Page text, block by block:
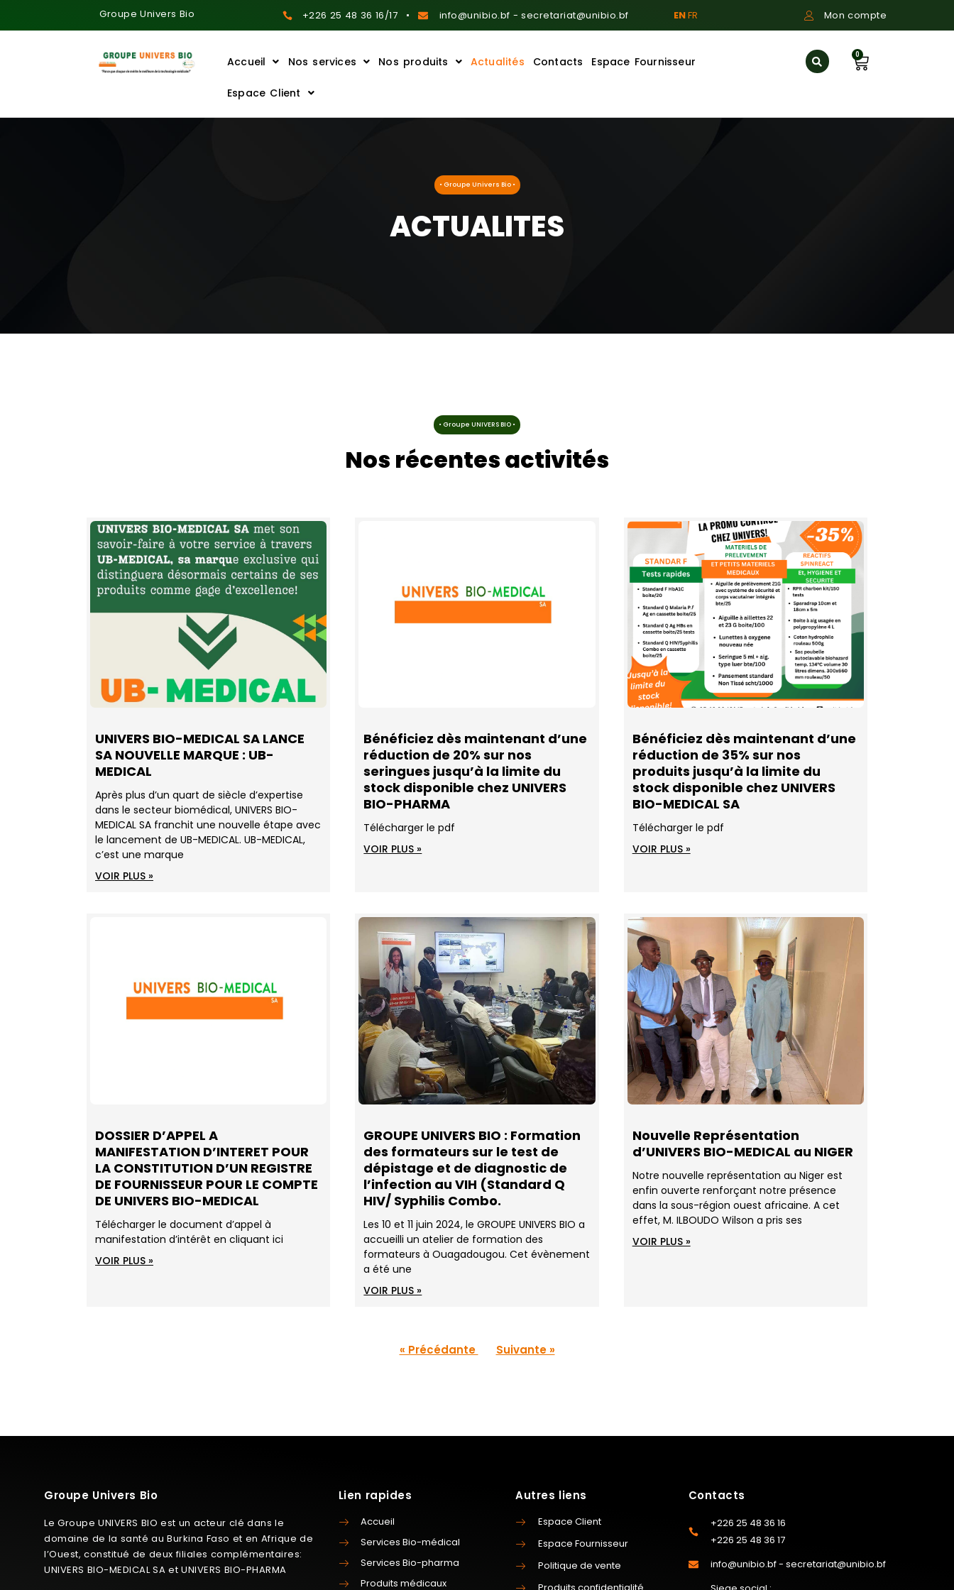
Groupe Univers Bio +226 25 48 36 16/17 info@unibio.bf - secretariat@unibio.bf ENFR Mon compte
Accueil Nos services Nos produits Actualités Contacts Espace Fournisseur
Espace Client
0
• Groupe Univers Bio •
ACTUALITES
• Groupe UNIVERS BIO •
Nos récentes activités
UNIVERS BIO-MEDICAL SA LANCE
SA NOUVELLE MARQUE : UB-
MEDICAL
Après plus d’un quart de siècle d’expertise
dans le secteur biomédical, UNIVERS BIO-
MEDICAL SA franchit une nouvelle étape avec
le lancement de UB-MEDICAL. UB-MEDICAL,
c’est une marque
VOIR PLUS »
Bénéficiez dès maintenant d’une
réduction de 20% sur nos
seringues jusqu’à la limite du
stock disponible chez UNIVERS
BIO-PHARMA
Télécharger le pdf
VOIR PLUS »
Bénéficiez dès maintenant d’une
réduction de 35% sur nos
produits jusqu’à la limite du
stock disponible chez UNIVERS
BIO-MEDICAL SA
Télécharger le pdf
VOIR PLUS »
DOSSIER D’APPEL A
MANIFESTATION D’INTERET POUR
LA CONSTITUTION D’UN REGISTRE
DE FOURNISSEUR POUR LE COMPTE
DE UNIVERS BIO-MEDICAL
Télécharger le document d’appel à
manifestation d’intérêt en cliquant ici
VOIR PLUS »
GROUPE UNIVERS BIO : Formation
des formateurs sur le test de
dépistage et de diagnostic de
l’infection au VIH (Standard Q
HIV/ Syphilis Combo.
Les 10 et 11 juin 2024, le GROUPE UNIVERS BIO a
accueilli un atelier de formation des
formateurs à Ouagadougou. Cet évènement
a été une
VOIR PLUS »
Nouvelle Représentation
d’UNIVERS BIO-MEDICAL au NIGER
Notre nouvelle représentation au Niger est
enfin ouverte renforçant notre présence
dans la sous-région ouest africaine. A cet
effet, M. ILBOUDO Wilson a pris ses
VOIR PLUS »
« Précédante Suivante »
Groupe Univers Bio
Le Groupe UNIVERS BIO est un acteur clé dans le
domaine de la santé au Burkina Faso et en Afrique de
l’Ouest, constitué de deux filiales complémentaires:
UNIVERS BIO-MEDICAL SA et UNIVERS BIO-PHARMA
Lien rapides
Accueil
Services Bio-médical
Services Bio-pharma
Produits médicaux
Autres liens
Espace Client
Espace Fournisseur
Politique de vente
Contacts
+226 25 48 36 16
+226 25 48 36 17
info@unibio.bf - secretariat@unibio.bf